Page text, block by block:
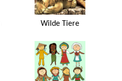
Wilde Tiere